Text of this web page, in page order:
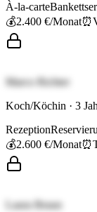
À-la-carte
💰2.400 €/Monat⏰
Marco Richter
Koch/Köchin · 3
Rezeption
💰2.600 €/Monat⏰
Laura Braun